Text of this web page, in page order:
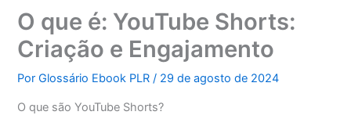
O que é: YouTube Shorts:
Criação e Engajamento
PorGlossário Ebook PLR/ 29 de agosto de 2024
O que são YouTube Shorts?